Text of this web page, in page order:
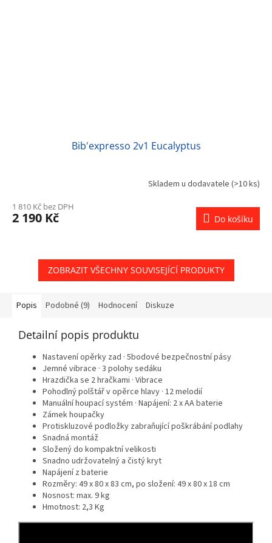
Bib'expresso 2v1 Eucalyptus
Skladem u dodavatele (>10 ks)
1 810 Kč bez DPH
2 190 Kč Do košíku
ZOBRAZIT VŠECHNY SOUVISEJÍCÍ PRODUKTY
Popis Podobné (9) Hodnocení Diskuze
Detailní popis produktu
Nastavení opěrky zad · 5bodové bezpečnostní pásy
Jemné vibrace · 3 polohy sedáku
Hrazdička se 2 hračkami · Vibrace
Pohodlný polštář v opěrce hlavy · 12 melodií
Manuální houpací systém · Napájení: 2 x AA baterie
Zámek houpačky
Protiskluzové podložky zabraňující poškrábání podlahy
Snadná montáž
Složený do kompaktní velikosti
Snadno udržovatelný a čistý kryt
Napájení z baterie
Rozměry: 49 x 80 x 83 cm, po složení: 49 x 80 x 18 cm
Nosnost: max. 9 kg
Hmotnost: 2,3 Kg